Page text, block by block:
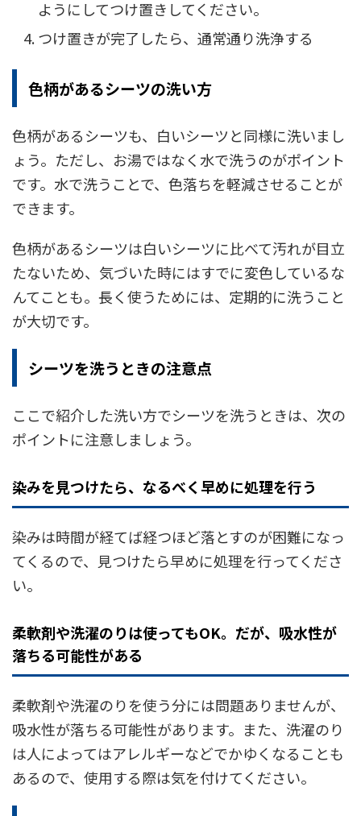
ようにしてつけ置きしてください。
つけ置きが完了したら、通常通り洗浄する
色柄があるシーツの洗い方
色柄があるシーツも、白いシーツと同様に洗いまし
ょう。ただし、お湯ではなく水で洗うのがポイント
です。水で洗うことで、色落ちを軽減させることが
できます。
色柄があるシーツは白いシーツに比べて汚れが目立
たないため、気づいた時にはすでに変色しているな
んてことも。長く使うためには、定期的に洗うこと
が大切です。
シーツを洗うときの注意点
ここで紹介した洗い方でシーツを洗うときは、次の
ポイントに注意しましょう。
染みを見つけたら、なるべく早めに処理を行う
染みは時間が経てば経つほど落とすのが困難になっ
てくるので、見つけたら早めに処理を行ってくださ
い。
柔軟剤や洗濯のりは使ってもOK。だが、吸水性が
落ちる可能性がある
柔軟剤や洗濯のりを使う分には問題ありませんが、
吸水性が落ちる可能性があります。また、洗濯のり
は人によってはアレルギーなどでかゆくなることも
あるので、使用する際は気を付けてください。